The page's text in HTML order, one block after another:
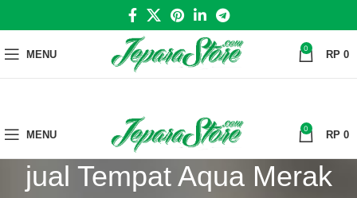
MENU 0 RP 0
MENU 0 RP 0
jual Tempat Aqua Merak